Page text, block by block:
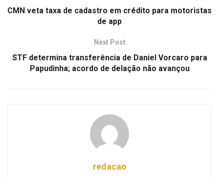
CMN veta taxa de cadastro em crédito para motoristas
de app
Next Post
STF determina transferência de Daniel Vorcaro para
Papudinha; acordo de delação não avançou
redacao